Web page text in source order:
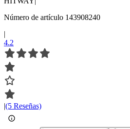
Número de artículo 143908240
|
4.2
|(5 Reseñas)